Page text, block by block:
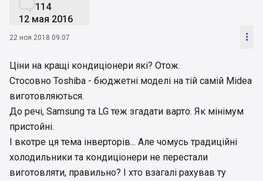
114
12 мая 2016
22 ноя 2018 09:07 
Ціни на кращі кондиціонери які? Отож.
Стосовно Toshiba - бюджетні моделі на тій самій Midea
виготовляються.
До речі, Samsung та LG теж згадати варто. Як мінімум
пристойні.
І вкотре ця тема інверторів... Але чомусь традиційні
холодильники та кондиціонери не перестали
виготовляти, правильно? І хто взагалі рахував ту